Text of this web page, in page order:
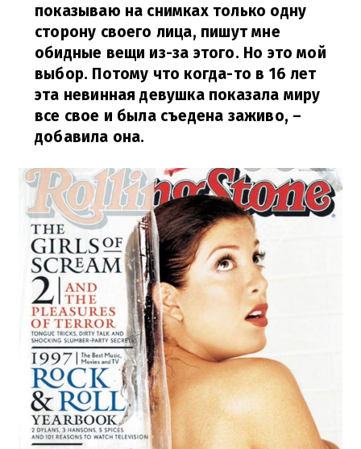
показываю на снимках только одну
сторону своего лица, пишут мне
обидные вещи из-за этого. Но это мой
выбор. Потому что когда-то в 16 лет
эта невинная девушка показала миру
все свое и была съедена заживо, –
добавила она.